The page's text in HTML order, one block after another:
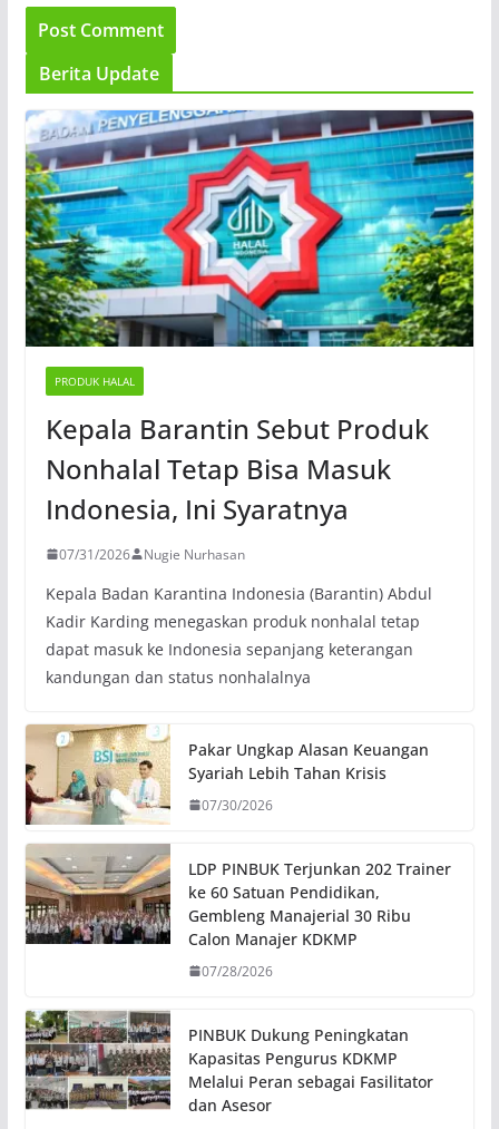
Berita Update
PRODUK HALAL
Kepala Barantin Sebut Produk
Nonhalal Tetap Bisa Masuk
Indonesia, Ini Syaratnya
07/31/2026 Nugie Nurhasan
Kepala Badan Karantina Indonesia (Barantin) Abdul
Kadir Karding menegaskan produk nonhalal tetap
dapat masuk ke Indonesia sepanjang keterangan
kandungan dan status nonhalalnya
Pakar Ungkap Alasan Keuangan
Syariah Lebih Tahan Krisis
07/30/2026
LDP PINBUK Terjunkan 202 Trainer
ke 60 Satuan Pendidikan,
Gembleng Manajerial 30 Ribu
Calon Manajer KDKMP
07/28/2026
PINBUK Dukung Peningkatan
Kapasitas Pengurus KDKMP
Melalui Peran sebagai Fasilitator
dan Asesor